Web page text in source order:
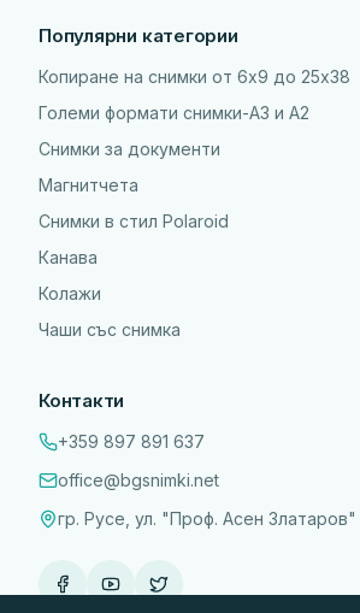
Популярни категории
Копиране на снимки от 6x9 до 25х38
Големи формати снимки-А3 и А2
Снимки за документи
Магнитчета
Снимки в стил Polaroid
Канава
Колажи
Чаши със снимка
Контакти
+359 897 891 637
office@bgsnimki.net
гр. Русе, ул. "Проф. Асен Златаров"